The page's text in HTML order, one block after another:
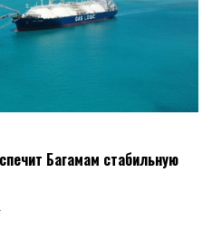
Багамам стабильную